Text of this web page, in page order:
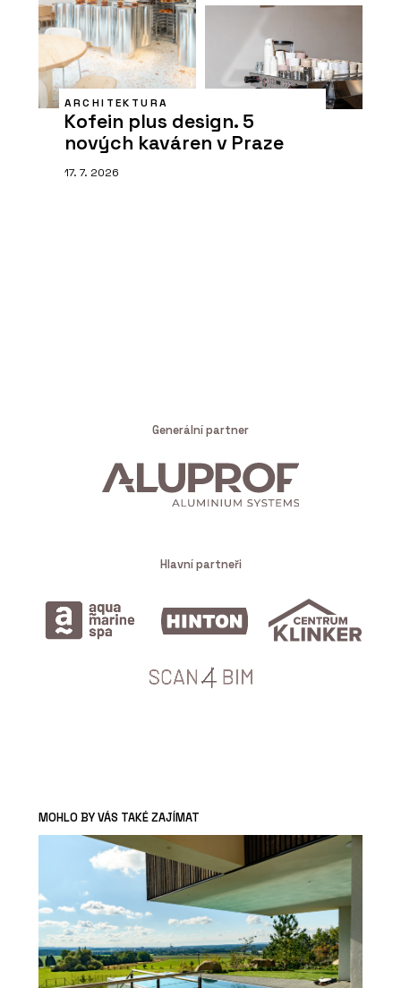
ARCHITEKTURA
Kofein plus design. 5
nových kaváren v Praze
17. 7. 2026
Generální partner
Hlavní partneři
MOHLO BY VÁS TAKÉ ZAJÍMAT